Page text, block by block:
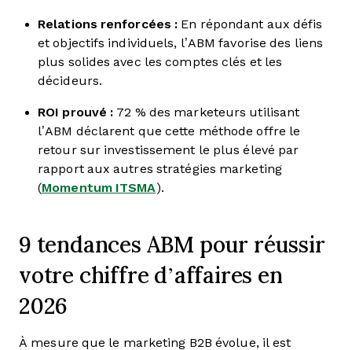
Relations renforcées : En répondant aux défis
et objectifs individuels, l’ABM favorise des liens
plus solides avec les comptes clés et les
décideurs.
ROI prouvé : 72 % des marketeurs utilisant
l’ABM déclarent que cette méthode offre le
retour sur investissement le plus élevé par
rapport aux autres stratégies marketing
(Momentum ITSMA).
9 tendances ABM pour réussir
votre chiffre d’affaires en
2026
À mesure que le marketing B2B évolue, il est